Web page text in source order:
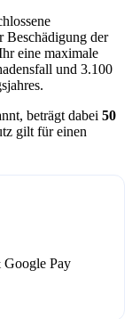
Beschädigung der
eine maximale
und 3.100
beträgt dabei 50
gilt für einen
Google Pay